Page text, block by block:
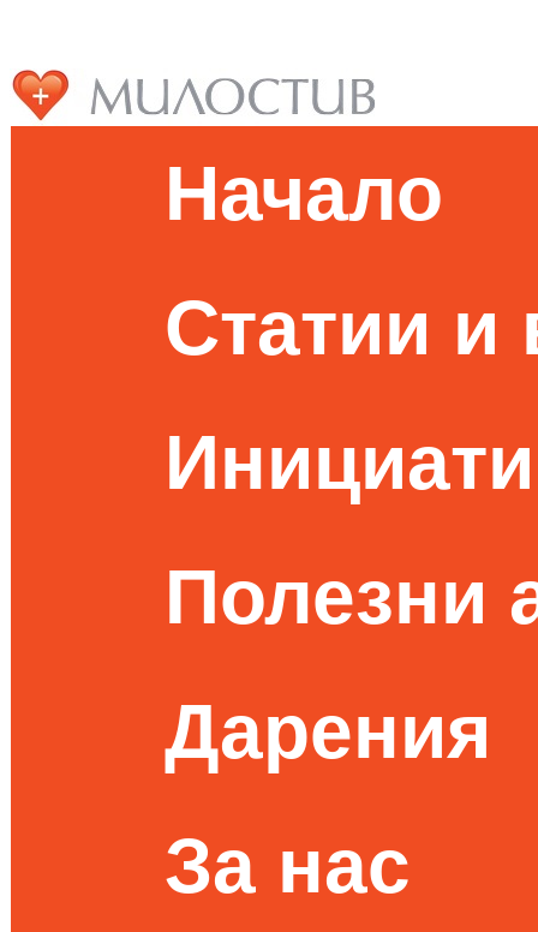
Начало
Статии и
Полезни
Дарения
За нас